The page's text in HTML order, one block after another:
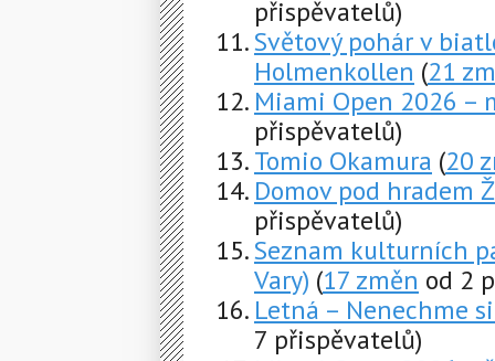
přispěvatelů)
Světový pohár v
Holmenkollen (21
Miami Open 2026 –
přispěvatelů)
Tomio Okamura (20
Domov pod hradem
přispěvatelů)
Seznam kulturních
Vary) (17 změn od 2
Letná – Nenechme
7 přispěvatelů)